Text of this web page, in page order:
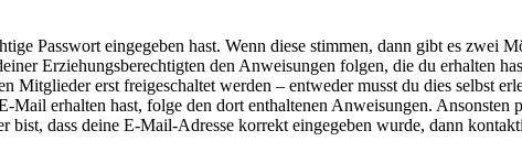
Passwort eingegeben hast. Wenn diese stimmen, dann gibt es zwei
Erziehungsberechtigten den Anweisungen folgen, die du erhalten
Mitglieder erst freigeschaltet werden – entweder musst du dies selbst
erhalten hast, folge den dort enthaltenen Anweisungen.
dass deine E-Mail-Adresse korrekt eingegeben wurde, dann